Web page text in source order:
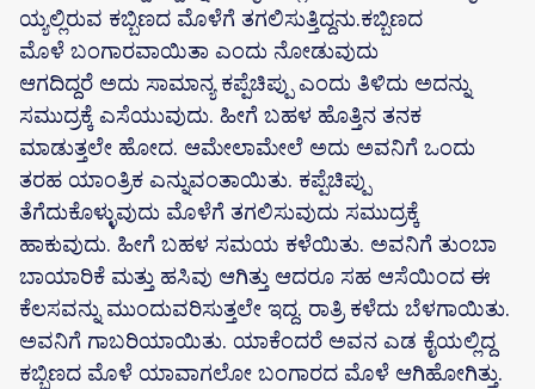
ಯ್ಯಲ್ಲಿರುವ ಕಬ್ಬಿಣದ ಮೊಳೆಗೆ ತಗಲಿಸುತ್ತಿದ್ದನು.ಕಬ್ಬಿಣದ
ಮೊಳೆ ಬಂಗಾರವಾಯಿತಾ ಎಂದು ನೋಡುವುದು
ಆಗದಿದ್ದರೆ ಅದು ಸಾಮಾನ್ಯ ಕಪ್ಪೆಚಿಪ್ಪು ಎಂದು ತಿಳಿದು ಅದನ್ನು
ಸಮುದ್ರಕ್ಕೆ ಎಸೆಯುವುದು. ಹೀಗೆ ಬಹಳ ಹೊತ್ತಿನ ತನಕ
ಮಾಡುತ್ತಲೇ ಹೋದ. ಆಮೇಲಾಮೇಲೆ ಅದು ಅವನಿಗೆ ಒಂದು
ತರಹ ಯಾಂತ್ರಿಕ ಎನ್ನುವಂತಾಯಿತು. ಕಪ್ಪೆಚಿಪ್ಪು
ತೆಗೆದುಕೊಳ್ಳುವುದು ಮೊಳೆಗೆ ತಗಲಿಸುವುದು ಸಮುದ್ರಕ್ಕೆ
ಹಾಕುವುದು. ಹೀಗೆ ಬಹಳ ಸಮಯ ಕಳೆಯಿತು. ಅವನಿಗೆ ತುಂಬಾ
ಬಾಯಾರಿಕೆ ಮತ್ತು ಹಸಿವು ಆಗಿತ್ತು ಆದರೂ ಸಹ ಆಸೆಯಿಂದ ಈ
ಕೆಲಸವನ್ನು ಮುಂದುವರಿಸುತ್ತಲೇ ಇದ್ದ. ರಾತ್ರಿ ಕಳೆದು ಬೆಳಗಾಯಿತು.
ಅವನಿಗೆ ಗಾಬರಿಯಾಯಿತು. ಯಾಕೆಂದರೆ ಅವನ ಎಡ ಕೈಯಲ್ಲಿದ್ದ
ಕಬ್ಬಿಣದ ಮೊಳೆ ಯಾವಾಗಲೋ ಬಂಗಾರದ ಮೊಳೆ ಆಗಿಹೋಗಿತ್ತು.